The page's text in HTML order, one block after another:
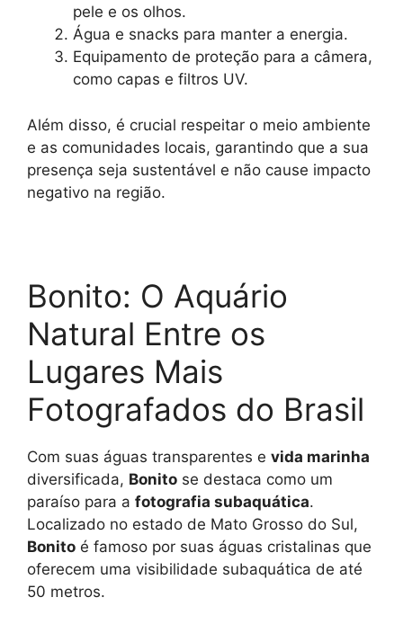
pele e os olhos.
Água e snacks para manter a energia.
Equipamento de proteção para a câmera,
como capas e filtros UV.
Além disso, é crucial respeitar o meio ambiente
e as comunidades locais, garantindo que a sua
presença seja sustentável e não cause impacto
negativo na região.
Bonito: O Aquário
Natural Entre os
Lugares Mais
Fotografados do Brasil
Com suas águas transparentes e vida marinha
diversificada, Bonito se destaca como um
paraíso para a fotografia subaquática.
Localizado no estado de Mato Grosso do Sul,
Bonito é famoso por suas águas cristalinas que
oferecem uma visibilidade subaquática de até
50 metros.